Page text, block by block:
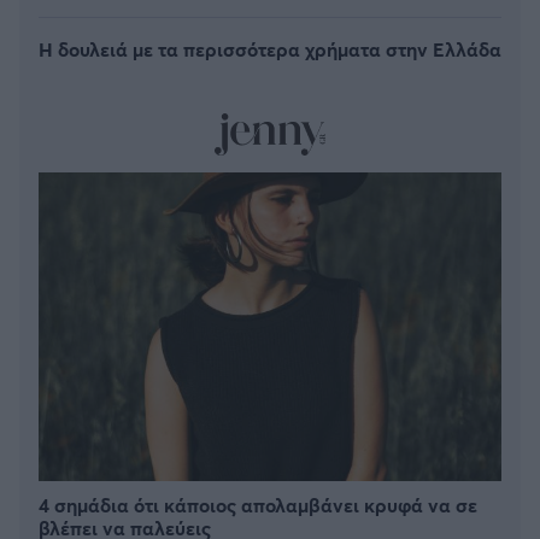
Η δουλειά με τα περισσότερα χρήματα στην Ελλάδα
4 σημάδια ότι κάποιος απολαμβάνει κρυφά να σε
βλέπει να παλεύεις